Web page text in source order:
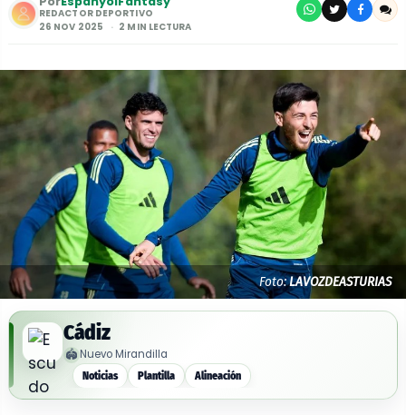
REDACTOR DEPORTIVO
26 NOV 2025
2 MIN LECTURA
Foto:LAVOZDEASTURIAS
Cádiz
🏟️ Nuevo Mirandilla
Noticias Plantilla Alineación